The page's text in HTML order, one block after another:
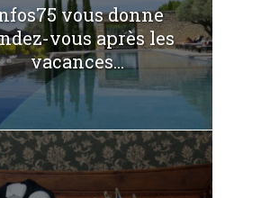
vous donne
vous après les
vacances...